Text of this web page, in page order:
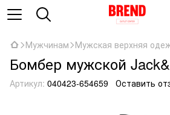
Мужчинам Мужская верхняя
Бомбер мужской
Артикул: 040423-654659 Оставить